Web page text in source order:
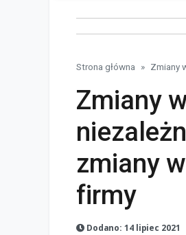
Strona główna Zmiany
Zmiany
zmiany
firmy
Dodano: 14 lipiec 2021